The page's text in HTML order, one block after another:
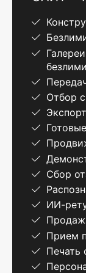
Отбор
Сбор
ИИ-
Прием
Печать